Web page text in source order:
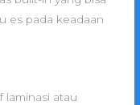
es pada keadaan
laminasi atau